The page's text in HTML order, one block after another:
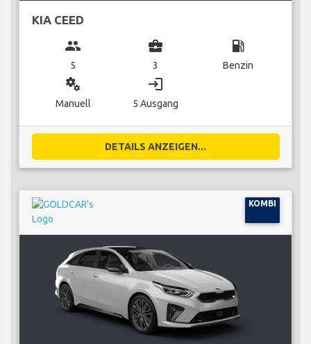
KIA CEED
group
5
business_center
3
local_gas_station
Benzin
miscellaneous_services
Manuell
login
5 Ausgang
DETAILS ANZEIGEN...
KOMBI